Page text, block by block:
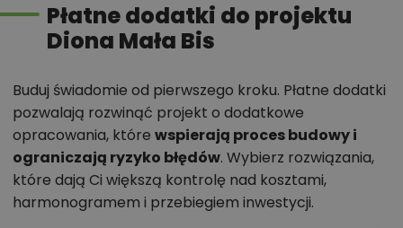
Płatne dodatki do projektu
Diona Mała Bis
Buduj świadomie od pierwszego kroku. Płatne dodatki
pozwalają rozwinąć projekt o dodatkowe
opracowania, które wspierają proces budowy i
ograniczają ryzyko błędów. Wybierz rozwiązania,
które dają Ci większą kontrolę nad kosztami,
harmonogramem i przebiegiem inwestycji.